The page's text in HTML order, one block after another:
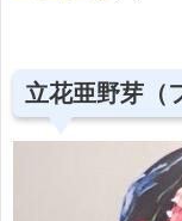
立花亜野芽（